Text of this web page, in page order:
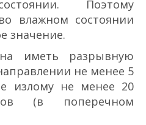
Поэтому
влажном состоянии
значение.
иметь разрывную
не менее 5
излому не менее 20
(в поперечном